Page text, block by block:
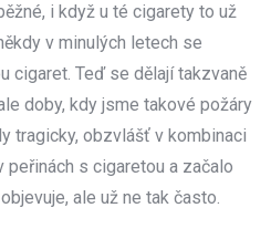
i když u té cigarety to už
v minulých letech se
cigaret. Teď se dělají takzvaně
doby, kdy jsme takové požáry
tragicky, obzvlášť v kombinaci
peřinách s cigaretou a začalo
ale už ne tak často.